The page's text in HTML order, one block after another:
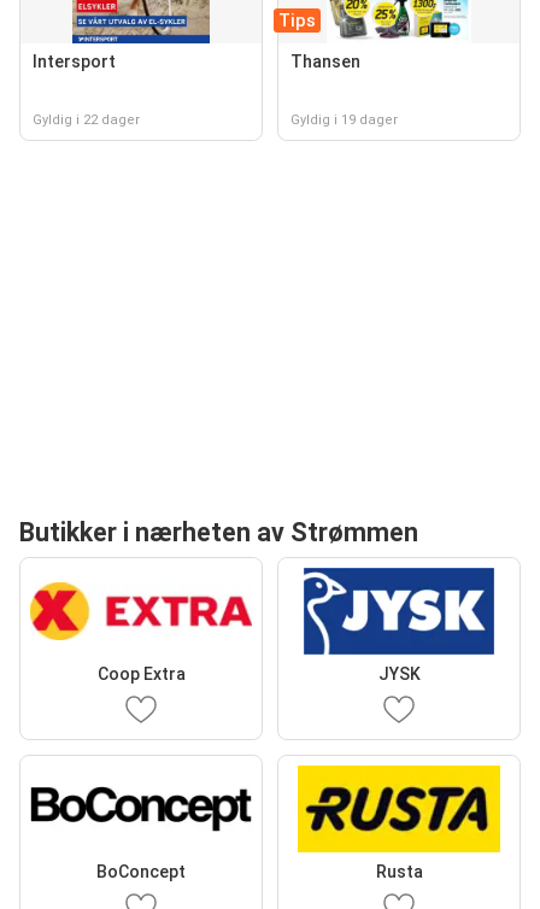
Intersport
Gyldig i 22 dager
Tips
Thansen
Gyldig i 19 dager
Butikker i nærheten av Strømmen
Coop Extra JYSK
BoConcept Rusta